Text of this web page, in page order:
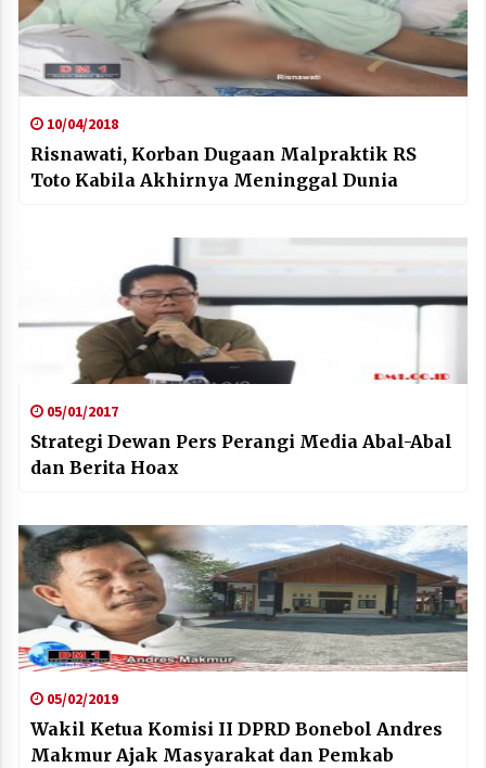
10/04/2018
Risnawati, Korban Dugaan Malpraktik RS
Toto Kabila Akhirnya Meninggal Dunia
05/01/2017
Strategi Dewan Pers Perangi Media Abal-Abal
dan Berita Hoax
05/02/2019
Wakil Ketua Komisi II DPRD Bonebol Andres
Makmur Ajak Masyarakat dan Pemkab